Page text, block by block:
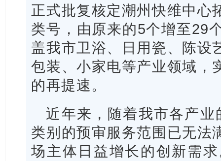
正式批复核定潮州快维中心
类号，由原来的5个增至29
盖我市卫浴、日用瓷、陈设
包装、小家电等产业领域，
的再提速。
近年来，随着我市各产
类别的预审服务范围已无法
场主体日益增长的创新需